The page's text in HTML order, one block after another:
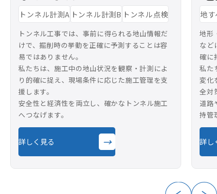
トンネル計測A トンネル計測B トンネル点検
トンネル工事では、事前に得られる地山情報だ
けで、掘削時の挙動を正確に予測することは容
易ではありません。
私たちは、施工中の地山状況を観察・計測によ
り的確に捉え、現場条件に応じた施工管理を支
援します。
安全性と経済性を両立し、確かなトンネル施工
へつなげます。
詳しく見る →
地
地形
など
確に
私た
変化
全対
道路
持管
詳し